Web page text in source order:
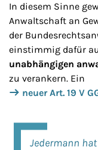
In diesem Sinne
Anwaltschaft an
der
einstimmig dafür
unabhängigen
zu verankern. Ein
neuer Art. 19 V
Jedermann